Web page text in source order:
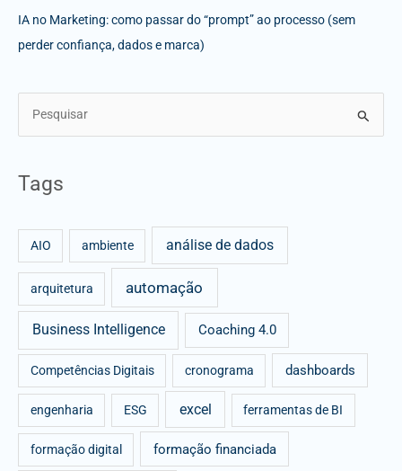
IA no Marketing: como passar do “prompt” ao processo (sem
perder confiança, dados e marca)
f
Tags
AIO ambiente análise de dados
arquitetura automação
Business Intelligence Coaching 4.0
Competências Digitais cronograma dashboards
engenharia ESG excel ferramentas de BI
formação digital formação financiada